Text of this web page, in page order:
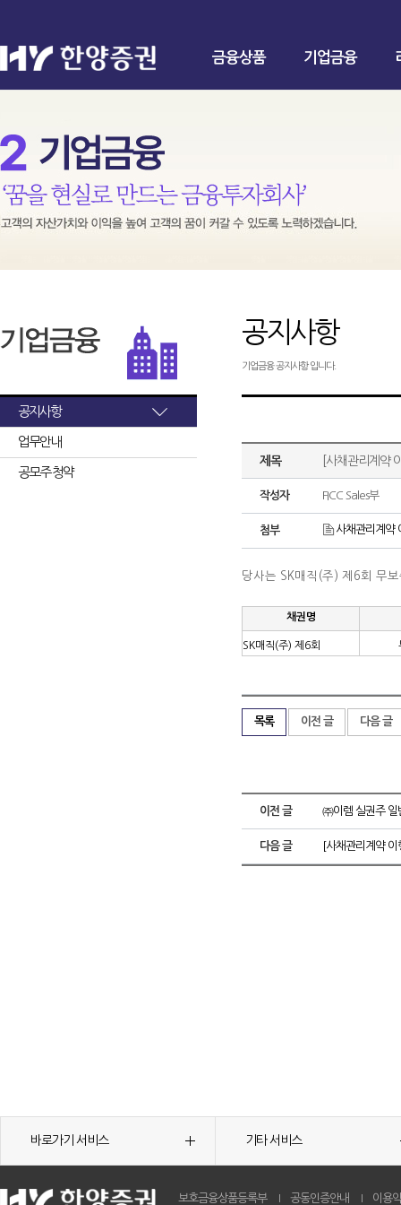
금융상품 기업금융
공지사항
업무안내
공모주 청약
공지사항
기업금융 공지사항 입니다.
제목 [사채관리계약
작성자 FICC Sales부
첨부 사채관리계약
당사는 SK매직(주) 제6회 무
채권명
SK매직(주) 제6회
목록 이전 글 다음 글
이전 글 ㈜이렘 실권주 일
다음 글 [사채관리계약
바로가기 서비스 기타 서비스
보호금융상품등록부 공동인증안내 이용